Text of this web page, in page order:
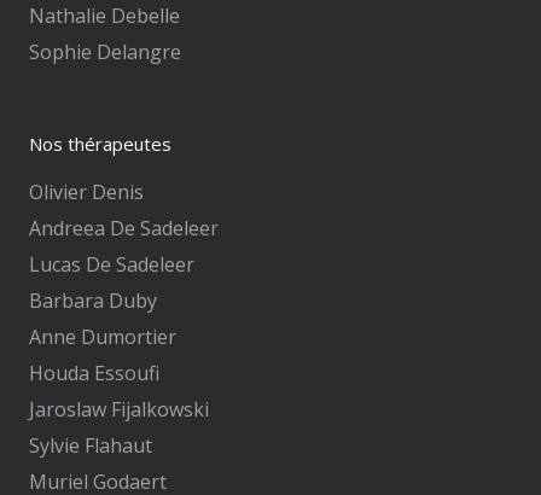
Nathalie Debelle
Sophie Delangre
Nos thérapeutes
Olivier Denis
Andreea De Sadeleer
Lucas De Sadeleer
Barbara Duby
Anne Dumortier
Houda Essoufi
Jaroslaw Fijalkowski
Sylvie Flahaut
Muriel Godaert